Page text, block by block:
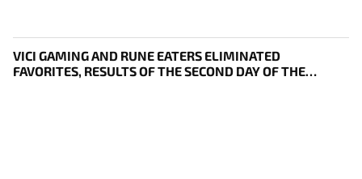
VICI GAMING AND RUNE EATERS ELIMINATED
FAVORITES, RESULTS OF THE SECOND DAY OF THE